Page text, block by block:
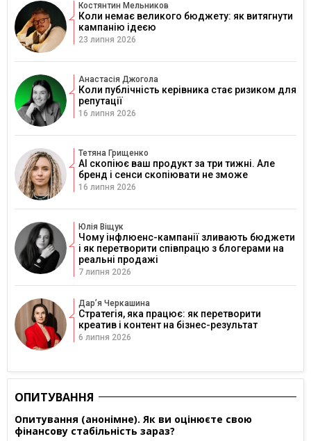
Костянтин Мельников
Коли немає великого бюджету: як витягнути
кампанію ідеєю
23 липня 2026
Анастасія Джогола
Коли публічність керівника стає ризиком для
репутації
16 липня 2026
Тетяна Грищенко
AI скопіює ваш продукт за три тижні. Але
бренд і сенси скопіювати не зможе
16 липня 2026
Юлія Віщук
Чому інфлюенс-кампанії зливають бюджети
і як перетворити співпрацю з блогерами на
реальні продажі
7 липня 2026
Дарʼя Черкашина
Стратегія, яка працює: як перетворити
креатив і контент на бізнес-результат
6 липня 2026
ОПИТУВАННЯ
Опитування (анонімне). Як ви оцінюєте свою
фінансову стабільність зараз?